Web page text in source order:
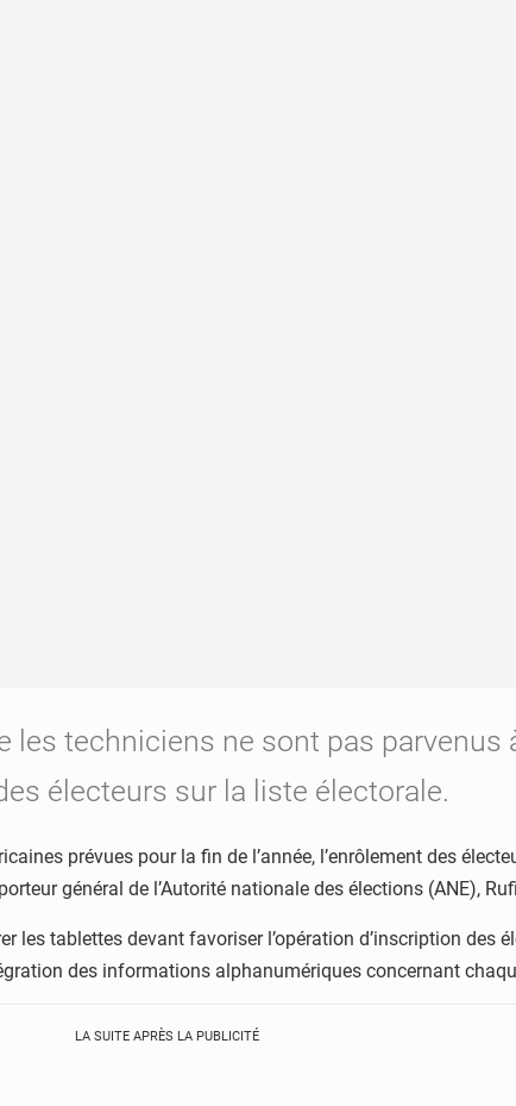
les techniciens ne sont pas
électeurs sur la liste électorale.
prévues pour la fin de l’année, l’enrôlement des
général de l’Autorité nationale des élections (ANE),
les tablettes devant favoriser l’opération d’inscription des
des informations alphanumériques concernant
LA SUITE APRÈS LA PUBLICITÉ